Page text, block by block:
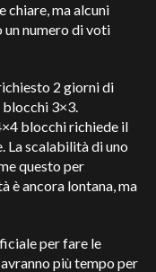
chiare, ma alcuni
numero di voti
2 giorni di
blocchi 3×3.
blocchi richiede il
La scalabilità di uno
questo per
è ancora lontana, ma
per fare le
più tempo per